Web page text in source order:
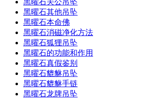
黑曜石关公吊坠
黑曜石其他吊坠
黑曜石本命佛
黑曜石消磁净化方法
黑曜石狐狸吊坠
黑曜石的功能和作用
黑曜石真假鉴别
黑曜石貔貅吊坠
黑曜石貔貅手链
黑曜石龙牌吊坠